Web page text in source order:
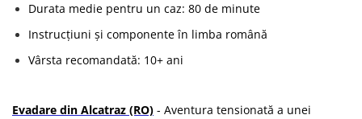
Durata medie pentru un caz: 80 de minute
Instrucțiuni și componente în limba română
Vârsta recomandată: 10+ ani
Evadare din Alcatraz (RO) - Aventura tensionată a unei